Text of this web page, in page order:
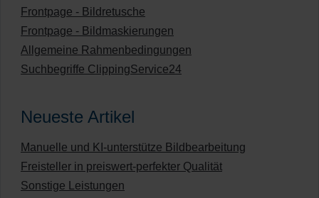
Frontpage - Bildretusche
Frontpage - Bildmaskierungen
Allgemeine Rahmenbedingungen
Suchbegriffe ClippingService24
Neueste Artikel
Manuelle und KI-unterstütze Bildbearbeitung
Freisteller in preiswert-perfekter Qualität
Sonstige Leistungen